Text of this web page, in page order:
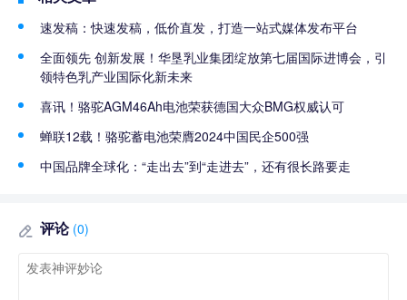
速发稿：快速发稿，低价直发，打造一站式媒体发布平台
全面领先 创新发展！华垦乳业集团绽放第七届国际进博会，引
领特色乳产业国际化新未来
喜讯！骆驼AGM46Ah电池荣获德国大众BMG权威认可
蝉联12载！骆驼蓄电池荣膺2024中国民企500强
中国品牌全球化：“走出去”到“走进去”，还有很长路要走
评论 (0)